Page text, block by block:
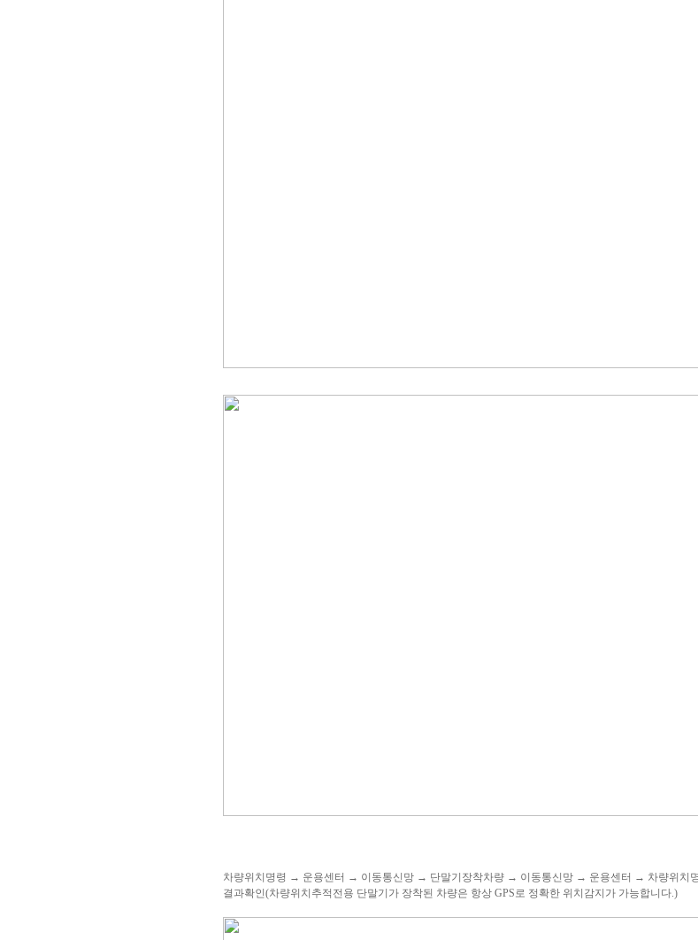
차량위치명령 → 운용센터 → 이동통신망 → 단말기장착차량 → 이동통신망 → 운용센터 → 차량위치
결과확인(차량위치추적전용 단말기가 장착된 차량은 항상 GPS로 정확한 위치감지가 가능합니다.)